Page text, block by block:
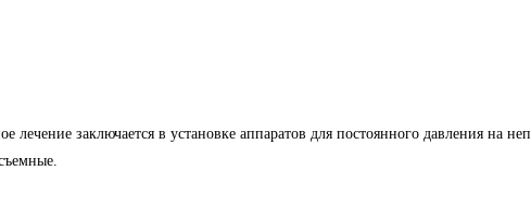
лечение заключается в установке аппаратов для постоянного давления на